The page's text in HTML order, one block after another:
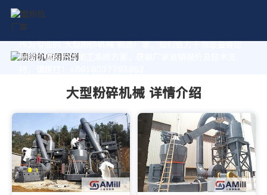
作为专业的 大型粉碎机械 制造厂家，我们致力于为您量身定
制高价值的粉体加工系统方案。获取厂家直销报价及技术支
大型粉碎机械 详情介绍